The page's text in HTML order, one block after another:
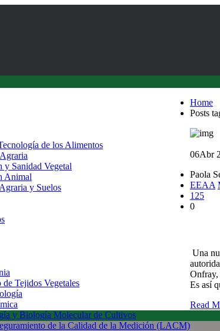
de los Alimentos
y Sanidad Vegetal
Animal
y Suelos
Tejidos Vegetales
y Biología Molecular de Cultivos
de la Calidad de la Medición (LACM)
Home
Posts
06Abr
Paola
EEAA
125
0
Una
Onfray,
Es así
Read